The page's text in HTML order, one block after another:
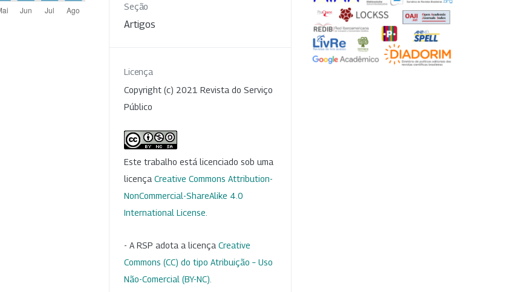
Seção
Artigos
Licença
Copyright (c) 2021 Revista do Serviço
Público
Este trabalho está licenciado sob uma
licença Creative Commons Attribution-
NonCommercial-ShareAlike 4.0
International License
- A RSP adota a licença Creative
Commons (CC) do tipo Atribuição – Uso
Não-Comercial (BY-NC)